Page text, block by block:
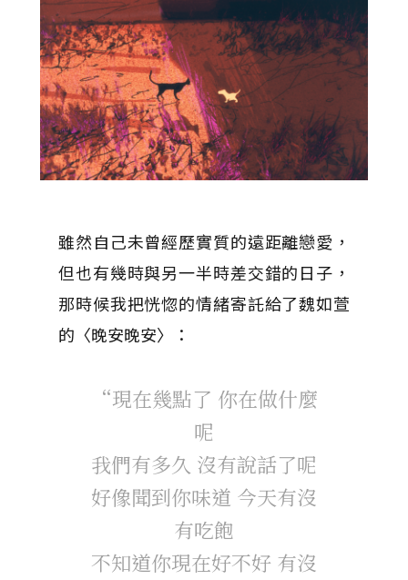
雖然自己未曾經歷實質的遠距離戀愛，
但也有幾時與另一半時差交錯的日子，
那時候我把恍惚的情緒寄託給了魏如萱
的〈晚安晚安〉：
“現在幾點了 你在做什麼
呢
我們有多久 沒有說話了呢
好像聞到你味道 今天有沒
有吃飽
不知道你現在好不好 有沒